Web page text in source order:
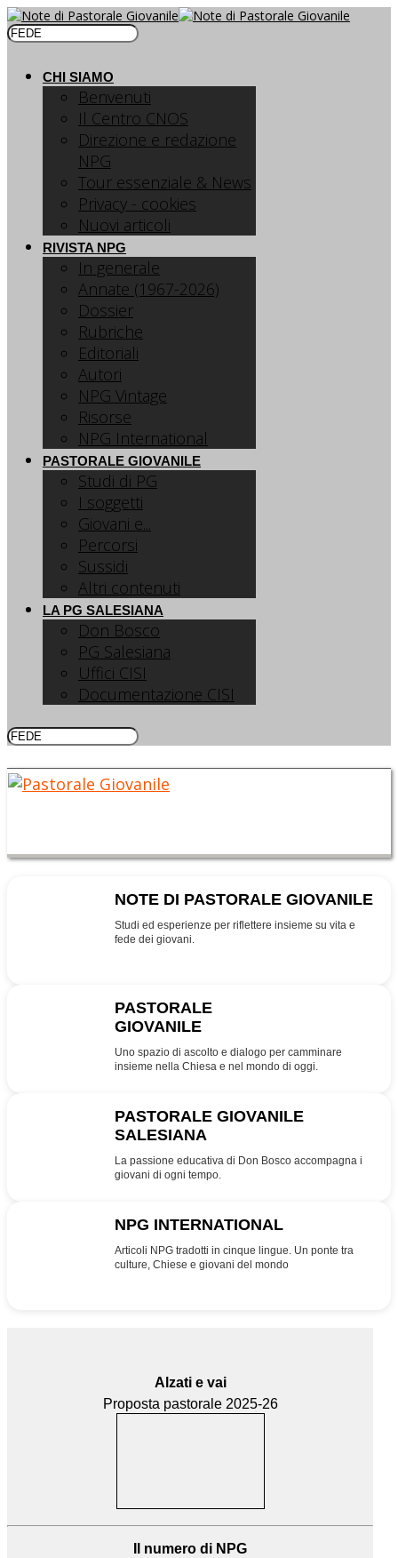
CHI SIAMO
Benvenuti
Il Centro CNOS
Direzione e redazione
NPG
Tour essenziale & News
Privacy - cookies
Nuovi articoli
RIVISTA NPG
In generale
Annate (1967-2026)
Dossier
Rubriche
Editoriali
Autori
NPG Vintage
Risorse
NPG International
PASTORALE GIOVANILE
Studi di PG
I soggetti
Giovani e...
Percorsi
Sussidi
Altri contenuti
LA PG SALESIANA
Don Bosco
PG Salesiana
Uffici CISI
Documentazione CISI
NOTE DI PASTORALE GIOVANILE
Studi ed esperienze per riflettere insieme su vita e
fede dei giovani.
PASTORALE
GIOVANILE
Uno spazio di ascolto e dialogo per camminare
insieme nella Chiesa e nel mondo di oggi.
PASTORALE GIOVANILE
SALESIANA
La passione educativa di Don Bosco accompagna i
giovani di ogni tempo.
NPG INTERNATIONAL
Articoli NPG tradotti in cinque lingue. Un ponte tra
culture, Chiese e giovani del mondo
Alzati e vai
Proposta pastorale 2025-26
Il numero di NPG